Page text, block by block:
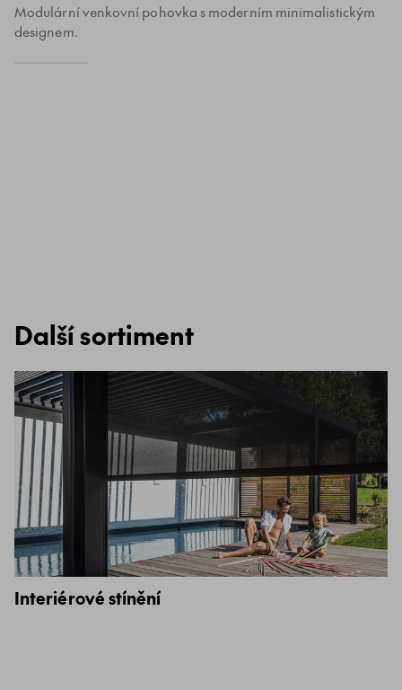
Modulární venkovní pohovka s moderním minimalistickým
designem.
Další sortiment
Interiérové stínění